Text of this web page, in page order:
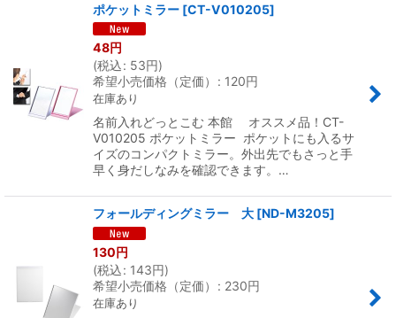
ポケットミラー [CT-V010205]
48円
(税込: 53円)
希望小売価格（定価）
: 120円
在庫あり
名前入れどっとこむ 本館 オススメ品！CT-
V010205 ポケットミラー ポケットにも入るサ
イズのコンパクトミラー。外出先でもさっと手
早く身だしなみを確認できます。…
フォールディングミラー 大 [ND-M3205]
130円
(税込: 143円)
希望小売価格（定価）
: 230円
在庫あり